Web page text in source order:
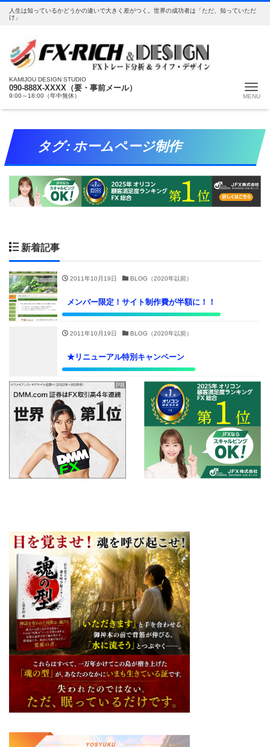
人生は知っているかどうかの違いで大きく差がつく。世界の成功者は「ただ、知っていただ
け」
KAMIJOU DESIGN STUDIO
090-888X-XXXX（要・事前メール）
9:00～18:00（年中無休）
タグ:ホームページ制作
新着記事
2011年10月19日 BLOG（2020年以前）
メンバー限定！サイト制作費が半額に！！
2011年10月19日 BLOG（2020年以前）
★リニューアル特別キャンペーン